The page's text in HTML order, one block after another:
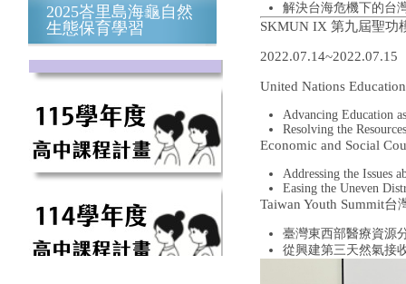
2025峇里島海龜自然
生態保育學習
解決台海危機下的台
SKMUN IX 第九屆聖功
2022.07.14~2022.07.15
United Nations
Advancing Education
Resolving the
Economic and Social
Addressing the Issues
Easing the Uneven
Taiwan Youth Summit
臺灣東西部醫療資源
從興建第三天然氣接